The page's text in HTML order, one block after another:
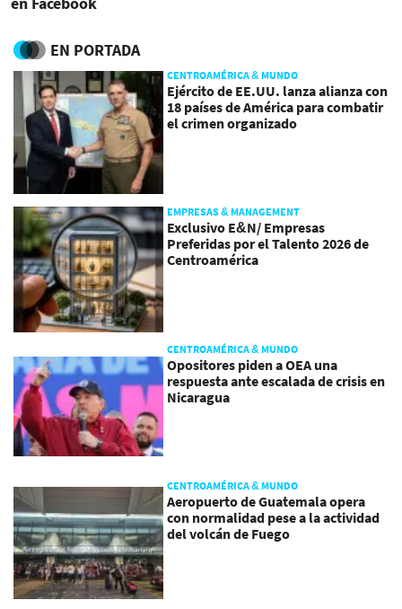
EN PORTADA
CENTROAMÉRICA & MUNDO
Ejército de EE.UU. lanza alianza con
18 países de América para combatir
el crimen organizado
EMPRESAS & MANAGEMENT
Exclusivo E&N/ Empresas
Preferidas por el Talento 2026 de
Centroamérica
CENTROAMÉRICA & MUNDO
Opositores piden a OEA una
respuesta ante escalada de crisis en
Nicaragua
CENTROAMÉRICA & MUNDO
Aeropuerto de Guatemala opera
con normalidad pese a la actividad
del volcán de Fuego